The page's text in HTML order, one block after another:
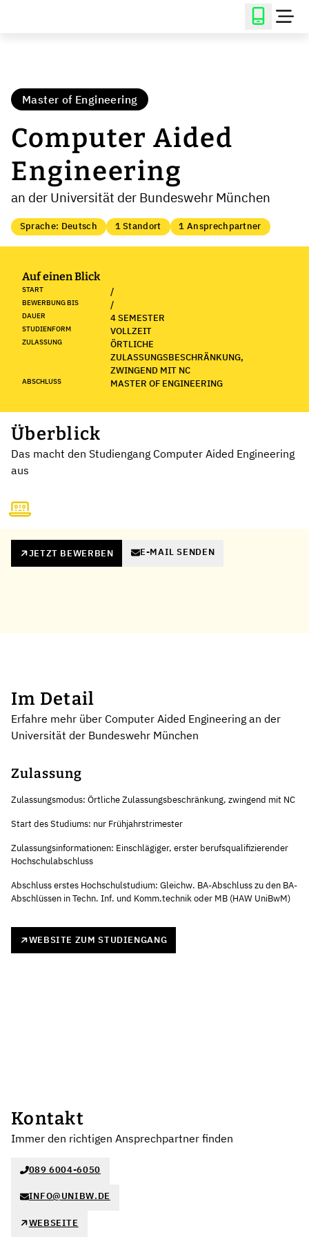
Master of Engineering
Computer Aided
Engineering
an der Universität der Bundeswehr München
Sprache: Deutsch 1 Standort 1 Ansprechpartner
Auf einen Blick
START /
BEWERBUNG BIS /
DAUER 4 SEMESTER
STUDIENFORM VOLLZEIT
ZULASSUNG
ÖRTLICHE
ZULASSUNGSBESCHRÄNKUNG,
ZWINGEND MIT NC
ABSCHLUSS MASTER OF ENGINEERING
Überblick
Das macht den Studiengang Computer Aided Engineering
aus
JETZT BEWERBEN E-MAIL SENDEN
Im Detail
Erfahre mehr über Computer Aided Engineering an der
Universität der Bundeswehr München
Zulassung
Zulassungsmodus: Örtliche Zulassungsbeschränkung, zwingend mit NC
Start des Studiums: nur Frühjahrstrimester
Zulassungsinformationen: Einschlägiger, erster berufsqualifizierender
Hochschulabschluss
Abschluss erstes Hochschulstudium: Gleichw. BA-Abschluss zu den BA-
Abschlüssen in Techn. Inf. und Komm.technik oder MB (HAW UniBwM)
WEBSITE ZUM STUDIENGANG
Kontakt
Immer den richtigen Ansprechpartner finden
089 6004-6050
INFO@UNIBW.DE
WEBSEITE